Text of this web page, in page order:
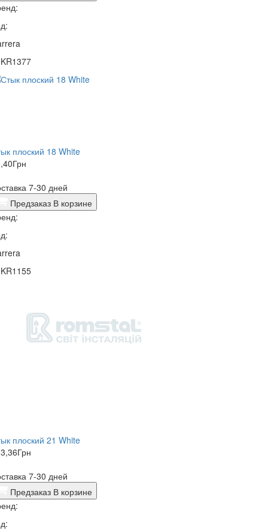
плоский 18 White
Грн
7-30 дней
Предзаказ В корзине
плоский 21 White
Грн
7-30 дней
Предзаказ В корзине